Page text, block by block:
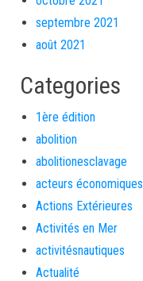
septembre 2021
août 2021
Categories
1ère édition
abolition
abolitionesclavage
acteurs économiques
Actions Extérieures
Activités en Mer
activitésnautiques
Actualité